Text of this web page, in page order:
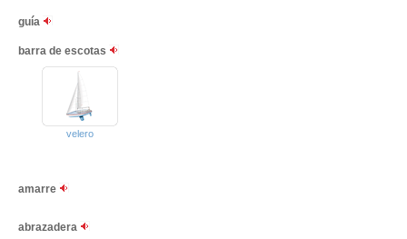
guía
barra de escotas
velero
amarre
abrazadera